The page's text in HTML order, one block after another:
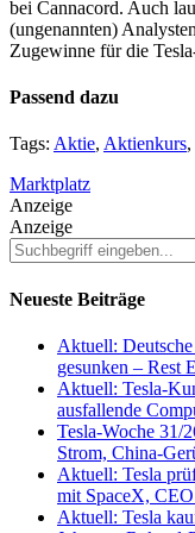
bei Cannacord. Auch
(ungenannten)
Zugewinne für die
Passend dazu
Tags: Aktie, Aktienkurs,
Marktplatz
Anzeige
Anzeige
Suchbegriff
eingeben...
Neueste Beiträge
Aktuell:
gesunken – Rest
Aktuell: Tesla-
ausfallende
Tesla-Woche 31/
Strom, China-
Aktuell: Tesla
mit SpaceX,
Aktuell: Tesla